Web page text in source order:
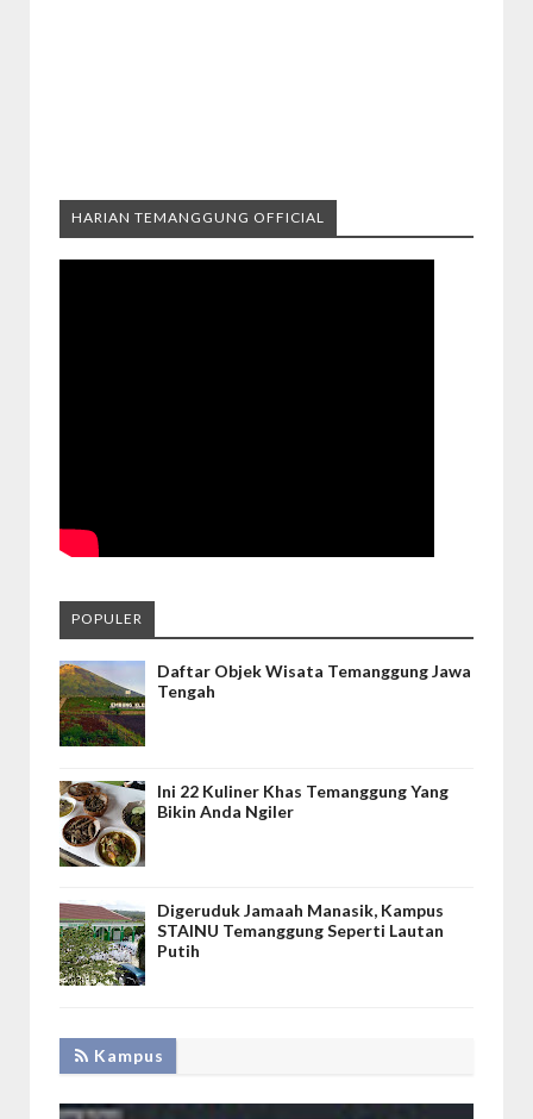
HARIAN TEMANGGUNG OFFICIAL
POPULER
Daftar Objek Wisata Temanggung Jawa
Tengah
Ini 22 Kuliner Khas Temanggung Yang
Bikin Anda Ngiler
Digeruduk Jamaah Manasik, Kampus
STAINU Temanggung Seperti Lautan
Putih
Kampus